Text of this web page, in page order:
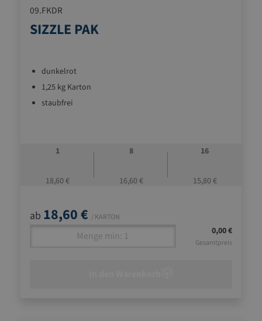
09.FKDR
SIZZLE PAK
dunkelrot
1,25 kg Karton
staubfrei
1
18,60 €
8
16,60 €
16
15,80 €
ab 18,60 € / KARTON
0,00 €
Gesamtpreis